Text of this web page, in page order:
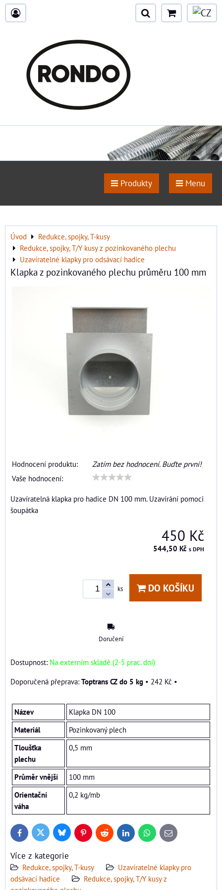
Produkty Menu
Úvod
Redukce, spojky, T-kusy
Redukce, spojky, T/Y kusy z pozinkovaného plechu
Uzavíratelné klapky pro odsávací hadice
Klapka z pozinkovaného plechu průměru 100 mm
Hodnocení produktu:
Zatím bez hodnocení. Buďte první!
Vaše hodnocení:
Uzavíratelná klapka pro hadice DN 100 mm. Uzavírání pomoci
šoupátka
450 Kč
544,50 Kč s DPH
ks DO KOŠÍKU
Doručení
Dostupnost: Na externím skladě (2-5 prac. dní)
Toptrans CZ do 5 kg • 242 Kč •
Název
Klapka DN 100
Materiál
Pozinkovaný plech
Tloušťka
plechu
0,5 mm
Průměr vnější
100 mm
Orientační
váha
0,2 kg/mb
FacebookTwitter BlueskyPinterestReddit LinkedInWhatsApp
E-
mail
Více z kategorie
Redukce, spojky, T-kusy
Uzavíratelné klapky pro
odsávací hadice
Redukce, spojky, T/Y kusy z